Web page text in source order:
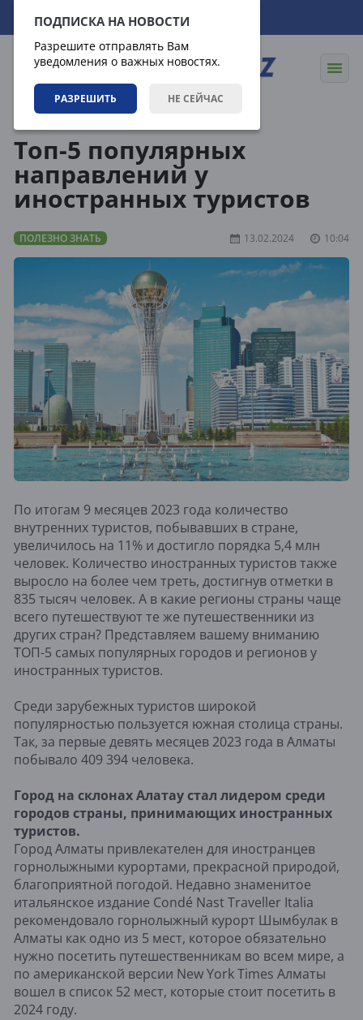
ПОДПИСКА НА НОВОСТИ
Разрешите отправлять Вам
уведомления о важных новостях.
РАЗРЕШИТЬ НЕ СЕЙЧАС
07.08.2026 23:11:03
Топ-5 популярных
направлений у
иностранных туристов
ПОЛЕЗНО ЗНАТЬ 13.02.2024 10:04
По итогам 9 месяцев 2023 года количество
внутренних туристов, побывавших в стране,
увеличилось на 11% и достигло порядка 5,4 млн
человек. Количество иностранных туристов также
выросло на более чем треть, достигнув отметки в
835 тысяч человек. А в какие регионы страны чаще
всего путешествуют те же путешественники из
других стран? Представляем вашему вниманию
ТОП-5 самых популярных городов и регионов у
иностранных туристов.
Среди зарубежных туристов широкой
популярностью пользуется южная столица страны.
Так, за первые девять месяцев 2023 года в Алматы
побывало 409 394 человека.
Город на склонах Алатау стал лидером среди
городов страны, принимающих иностранных
туристов.
Город Алматы привлекателен для иностранцев
горнолыжными курортами, прекрасной природой,
благоприятной погодой. Недавно знаменитое
итальянское издание Condé Nast Traveller Italia
рекомендовало горнолыжный курорт Шымбулак в
Алматы как одно из 5 мест, которое обязательно
нужно посетить путешественникам во всем мире, а
по американской версии New York Times Алматы
вошел в список 52 мест, которые стоит посетить в
2024 году.